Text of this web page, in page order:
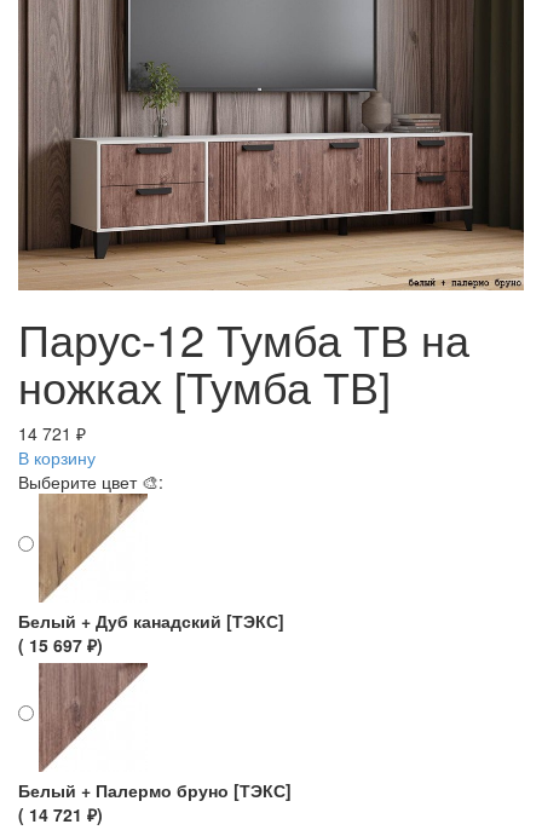
Парус-12 Тумба ТВ на
ножках [Тумба ТВ]
14 721 ₽
В корзину
Выберите цвет 🎨:
Белый + Дуб канадский [ТЭКС]
( 15 697 ₽)
Белый + Палермо бруно [ТЭКС]
( 14 721 ₽)